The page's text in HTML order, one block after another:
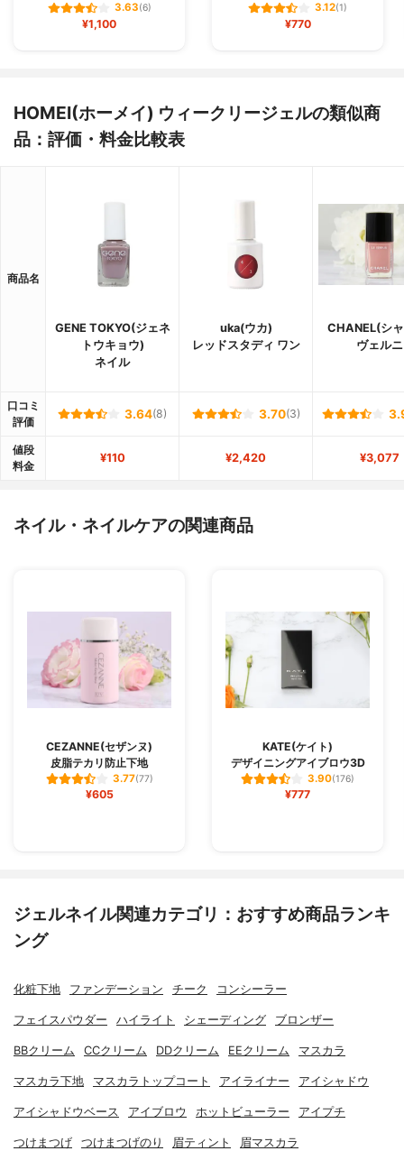
3.63(6)
¥1,100
3.12(1)
¥770
HOMEI(ホーメイ) ウィークリージェルの類似商
品：評価・料金比較表
商品名
GENE TOKYO(ジェネ
トウキョウ)
ネイル
uka(ウカ)
レッドスタディ ワン
CHANEL(シ
ヴェルニ
口コミ
評価
3.64(8) 3.70(3)
値段
料金
¥110 ¥2,420 ¥3,077
ネイル・ネイルケアの関連商品
CEZANNE(セザンヌ)
皮脂テカリ防止下地
3.77(77)
¥605
KATE(ケイト)
デザイニングアイブロウ3D
3.90(176)
¥777
ジェルネイル関連カテゴリ：おすすめ商品ランキ
ング
化粧下地 ファンデーション チーク コンシーラー
フェイスパウダー ハイライト シェーディング ブロンザー
BBクリーム CCクリーム DDクリーム EEクリーム マスカラ
マスカラ下地 マスカラトップコート アイライナー アイシャドウ
アイシャドウベース アイブロウ ホットビューラー アイプチ
つけまつげ つけまつげのり 眉ティント 眉マスカラ